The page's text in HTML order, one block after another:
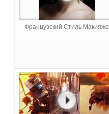
Французский Стиль Макияже